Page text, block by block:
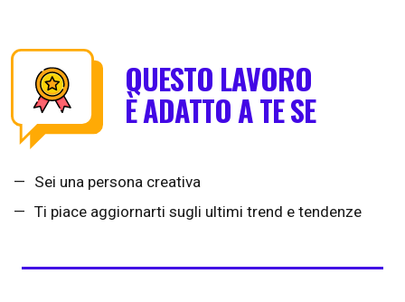
QUESTO LAVORO
È ADATTO A TE SE
Sei una persona creativa
Ti piace aggiornarti sugli ultimi trend e tendenze